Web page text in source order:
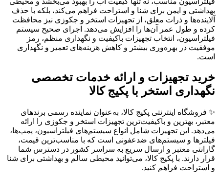
بهداشتی و ایمن برای شنا و استراحت فراهم می‌کند، بلکه با حذف
آلاینده‌ها و ذرات معلق، از تجهیزات استخر و جکوزی نیز محافظت
کرده و طول عمر آن‌ها را افزایش می‌دهد. اجرای صحیح سیستم
فیلتراسیون، انتخاب تجهیزات باکیفیت و نگهداری منظم، رمز
موفقیت در بهره‌وری بیشتر و کاهش هزینه‌های تعمیر و نگهداری
است.
خرید تجهیزات و ارائه خدمات تخصصی
نگهداری استخر با پکیج کالا
✨ فروشگاه اینترنتی پکیج کالا، به‌عنوان نماینده رسمی برندهای
معتبر، بهترین و باکیفیت‌ترین تجهیزات استخر و جکوزی را ارائه
می‌دهد. این تجهیزات شامل انواع سیستم‌های فیلتراسیون، پمپ‌ها،
فیلترها و سیستم‌های ضدعفونی است که با مناسب‌ترین قیمت،
گارانتی معتبر و ارسال سریع به سراسر کشور در دسترس شما
قرار دارند. با پکیج کالا، می‌توانید محیطی سالم و بهداشتی برای شنا
و استراحت فراهم کنید.